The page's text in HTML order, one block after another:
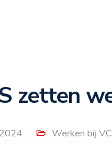
zetten
Werken bij